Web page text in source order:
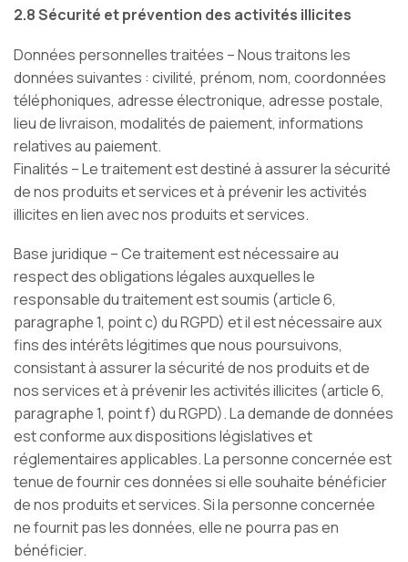
2.8 Sécurité et prévention des activités illicites
Données personnelles traitées – Nous traitons les
données suivantes : civilité, prénom, nom, coordonnées
téléphoniques, adresse électronique, adresse postale,
lieu de livraison, modalités de paiement, informations
relatives au paiement.
Finalités – Le traitement est destiné à assurer la sécurité
de nos produits et services et à prévenir les activités
illicites en lien avec nos produits et services.
Base juridique – Ce traitement est nécessaire au
respect des obligations légales auxquelles le
responsable du traitement est soumis (article 6,
paragraphe 1, point c) du RGPD) et il est nécessaire aux
fins des intérêts légitimes que nous poursuivons,
consistant à assurer la sécurité de nos produits et de
nos services et à prévenir les activités illicites (article 6,
paragraphe 1, point f) du RGPD). La demande de données
est conforme aux dispositions législatives et
réglementaires applicables. La personne concernée est
tenue de fournir ces données si elle souhaite bénéficier
de nos produits et services. Si la personne concernée
ne fournit pas les données, elle ne pourra pas en
bénéficier.